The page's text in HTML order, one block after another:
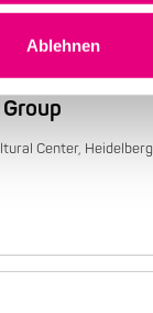
Ablehnen
Center, Heidelberg